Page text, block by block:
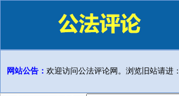
网站公告： 欢迎访问公法评论网。浏览旧站请进：